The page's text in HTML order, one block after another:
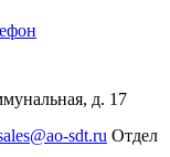
д. 17
sdt.ru Отдел